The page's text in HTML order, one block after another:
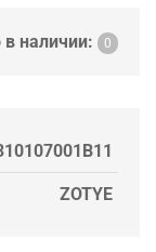
в наличии: 0
ZOTYE